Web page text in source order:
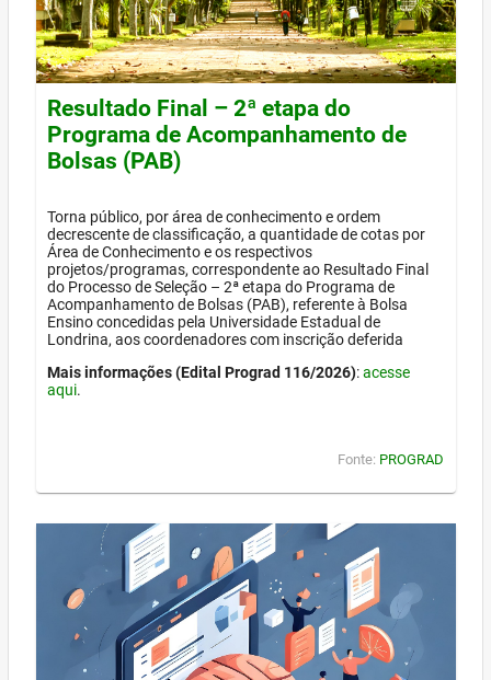
Resultado Final – 2ª etapa do
Programa de Acompanhamento de
Bolsas (PAB)
Torna público, por área de conhecimento e ordem
decrescente de classificação, a quantidade de cotas por
Área de Conhecimento e os respectivos
projetos/programas, correspondente ao Resultado Final
do Processo de Seleção – 2ª etapa do Programa de
Acompanhamento de Bolsas (PAB), referente à Bolsa
Ensino concedidas pela Universidade Estadual de
Londrina, aos coordenadores com inscrição deferida
Mais informações (Edital Prograd 116/2026):acesse
aqui.
Fonte: PROGRAD